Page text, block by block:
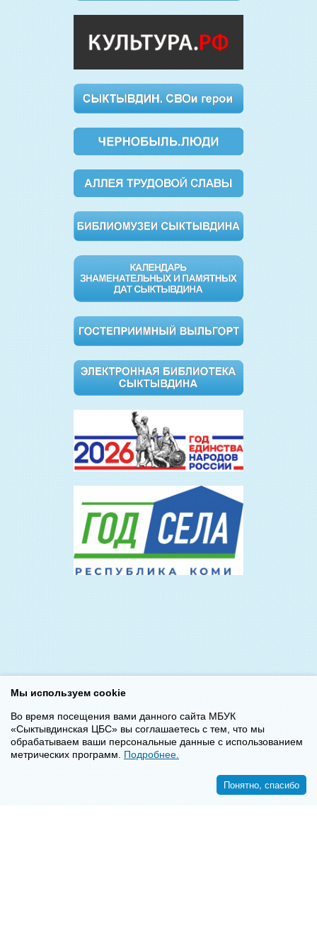
Мы используем cookie
Во время посещения вами данного сайта МБУК
«Сыктывдинская ЦБС» вы соглашаетесь с тем, что мы
обрабатываем ваши персональные данные с использованием
метрических программ. Подробнее.
Понятно, спасибо